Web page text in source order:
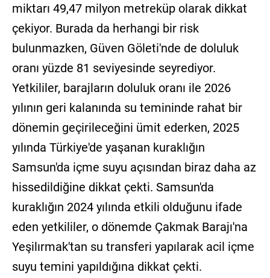
miktarı 49,47 milyon metreküp olarak dikkat
çekiyor. Burada da herhangi bir risk
bulunmazken, Güven Göleti'nde de doluluk
oranı yüzde 81 seviyesinde seyrediyor.
Yetkililer, barajların doluluk oranı ile 2026
yılının geri kalanında su temininde rahat bir
dönemin geçirileceğini ümit ederken, 2025
yılında Türkiye'de yaşanan kuraklığın
Samsun'da içme suyu açısından biraz daha az
hissedildiğine dikkat çekti. Samsun'da
kuraklığın 2024 yılında etkili olduğunu ifade
eden yetkililer, o dönemde Çakmak Barajı'na
Yeşilırmak'tan su transferi yapılarak acil içme
suyu temini yapıldığına dikkat çekti.